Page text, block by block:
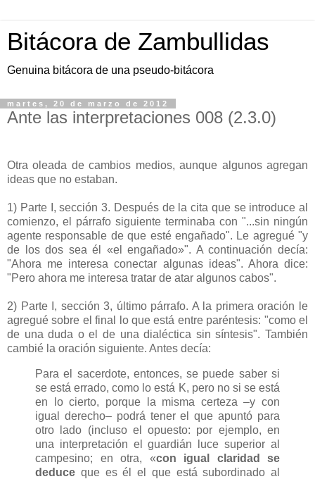
Bitácora de Zambullidas
Genuina bitácora de una pseudo-bitácora
martes, 20 de marzo de 2012
Ante las interpretaciones 008 (2.3.0)
Otra oleada de cambios medios, aunque algunos agregan
ideas que no estaban.
1) Parte I, sección 3. Después de la cita que se introduce al
comienzo, el párrafo siguiente terminaba con "...sin ningún
agente responsable de que esté engañado". Le agregué "y
de los dos sea él «el engañado»". A continuación decía:
"Ahora me interesa conectar algunas ideas". Ahora dice:
"Pero ahora me interesa tratar de atar algunos cabos".
2) Parte I, sección 3, último párrafo. A la primera oración le
agregué sobre el final lo que está entre paréntesis: "como el
de una duda o el de una dialéctica sin síntesis". También
cambié la oración siguiente. Antes decía:
Para el sacerdote, entonces, se puede saber si
se está errado, como lo está K, pero no si se está
en lo cierto, porque la misma certeza –y con
igual derecho– podrá tener el que apuntó para
otro lado (incluso el opuesto: por ejemplo, en
una interpretación el guardián luce superior al
campesino; en otra, «con igual claridad se
deduce que es él el que está subordinado al